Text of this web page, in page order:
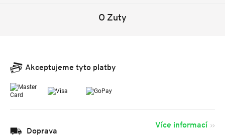
O Zuty
Akceptujeme tyto platby
Doprava
Více informací